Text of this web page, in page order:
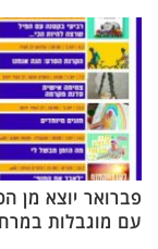
פברואר יוצא מן
עם מוגבלות